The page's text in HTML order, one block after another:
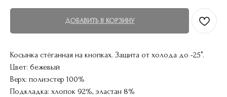
ДОБАВИТЬ В КОРЗИНУ
Косынка стёганная на кнопках. Защита от холода до -25°.
Цвет: бежевый
Верх: полиэстер 100%
Подкладка: хлопок 92%, эластан 8%